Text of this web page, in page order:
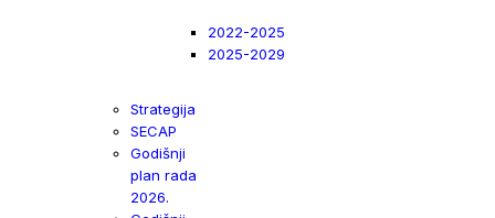
2022-2025
2025-2029
Strategija
SECAP
Godišnji
plan rada
2026.